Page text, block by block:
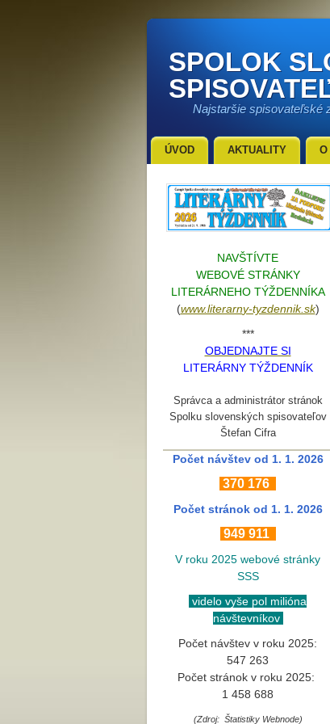
SPOLOK
Najstaršie spisovateľské
NAVŠTÍVTE
WEBOVÉ STRÁNKY
LITERÁRNEHO TÝŽDENNÍKA
(www.literarny-tyzdennik.sk)
***
OBJEDNAJTE SI
LITERÁRNY TÝŽDENNÍK
Správca a administrátor stránok
Spolku slovenských spisovateľov
Štefan Cifra
Počet návštev od 1. 1. 2026
370 176
Počet stránok od 1. 1. 2026
949 911
V roku 2025 webové stránky
SSS
videlo vyše pol milióna
návštevníkov
Počet návštev v roku 2025:
547 263
Počet stránok v roku 2025:
1 458 688
(Zdroj: Štatistiky Webnode)
ÚVOD AKTUALITY O